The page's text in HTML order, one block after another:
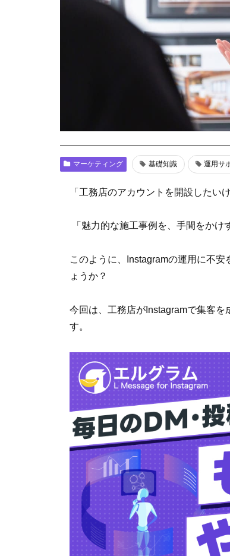
マーケティング 基礎知識 運用サ
「工務店のアカウントを開設したい
「魅力的な施工事例を、手間をかけ
このように、Instagramの運用に不
ょうか？
今回は、工務店がInstagramで集客
す。